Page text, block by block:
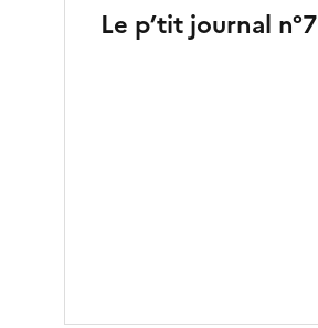
Le p’tit journal n°7